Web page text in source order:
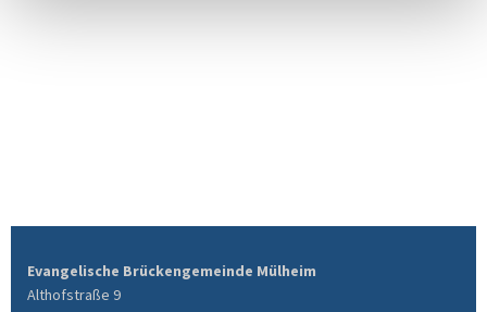
Evangelische Brückengemeinde Mülheim
Althofstraße 9